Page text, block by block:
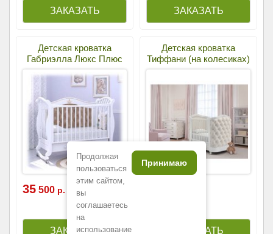
Детская кроватка
Габриэлла Люкс Плюс
(качалка)
35 500 р.
Детская кроватка
Тиффани (на колесиках)
Продолжая
пользоваться
этим сайтом,
вы
соглашаетесь
на
использование
Принимаю